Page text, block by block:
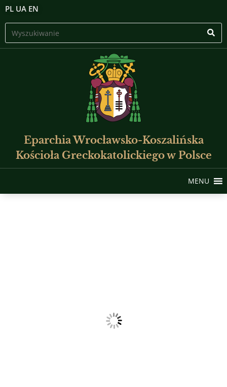
PL UA EN
Eparchia Wrocławsko-Koszalińska
Kościoła Greckokatolickiego w Polsce
MENU